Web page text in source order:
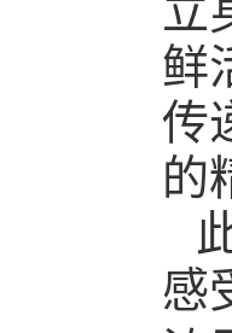
立
鲜
传
的
感